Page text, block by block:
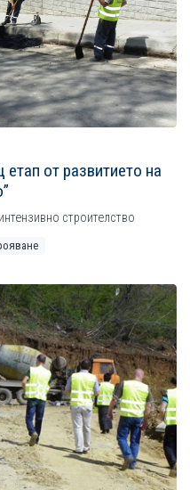
от развитието на
строителство